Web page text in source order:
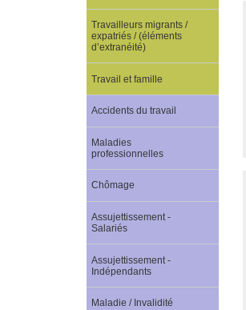
Travailleurs migrants /
expatriés / (éléments
d’extranéité)
Travail et famille
Accidents du travail
Maladies
professionnelles
Chômage
Assujettissement -
Salariés
Assujettissement -
Indépendants
Maladie / Invalidité